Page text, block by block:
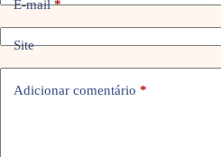
E-mail*
Site
Adicionar comentário *